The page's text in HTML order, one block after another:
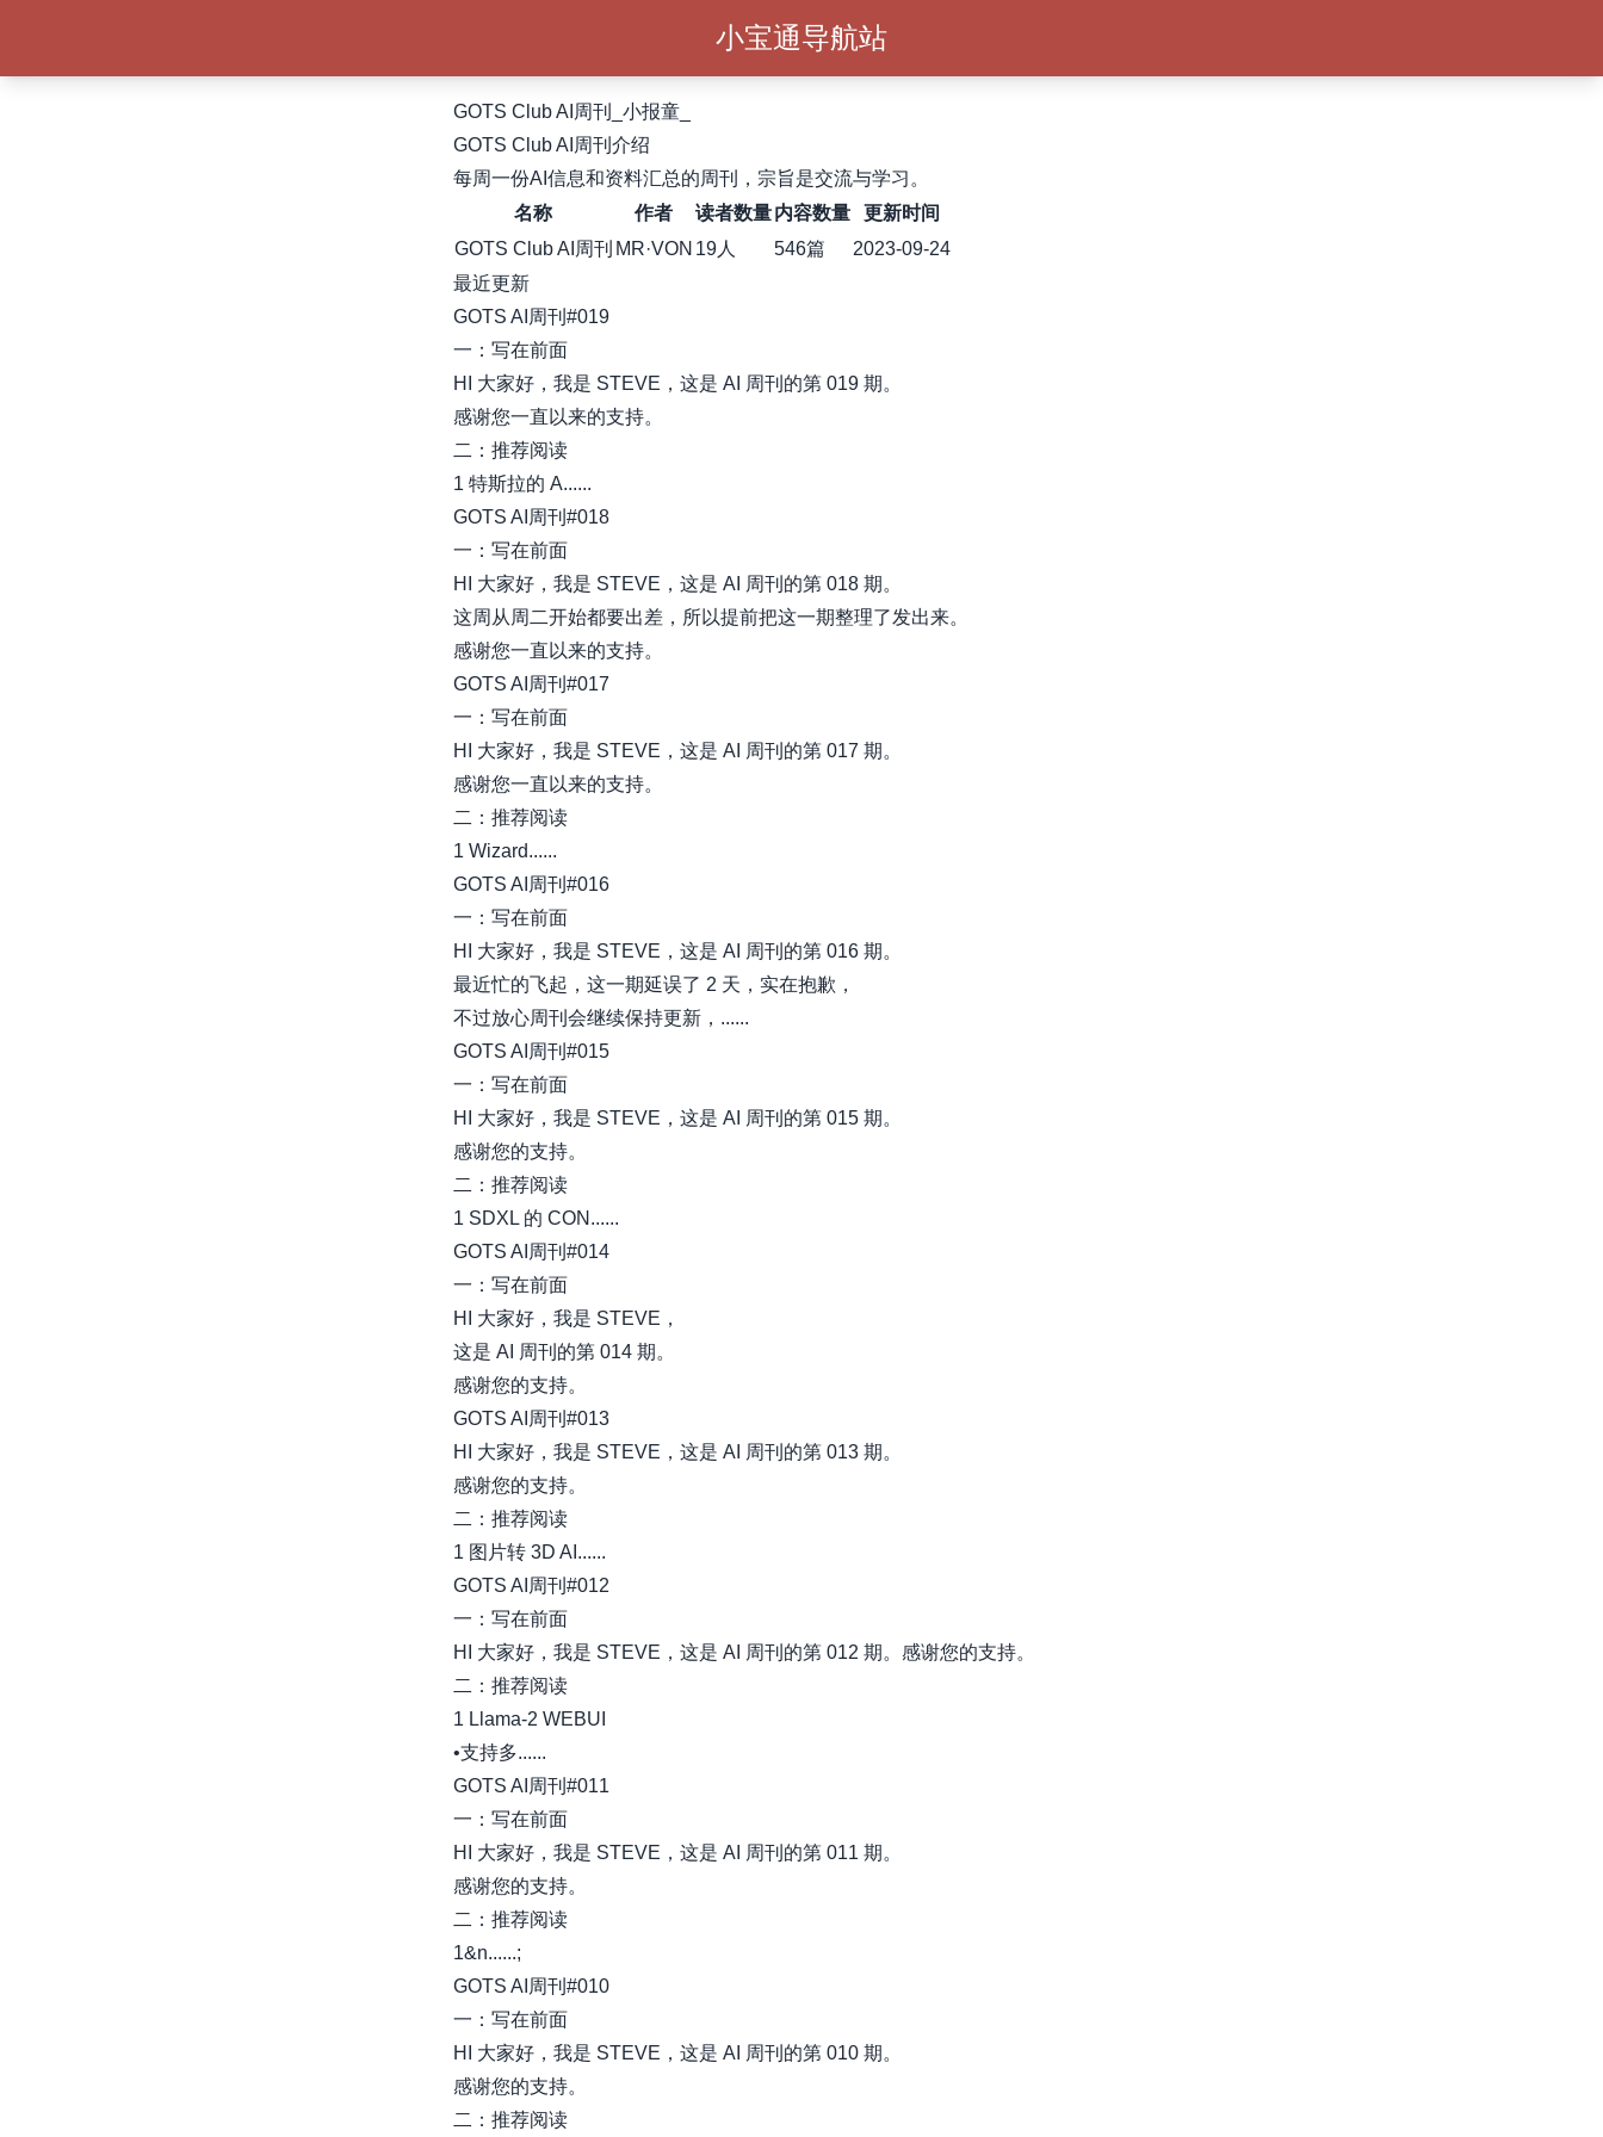
小宝通导航站
GOTS Club AI周刊_小报童_
GOTS Club AI周刊介绍
每周一份AI信息和资料汇总的周刊，宗旨是交流与学习。
名称
作者 读者数量 内容数量
更新时间
GOTS Club AI周刊 MR·VON 19人 546篇
2023-09-24
最近更新
GOTS AI周刊#019
一：写在前面
HI 大家好，我是 STEVE，这是 AI 周刊的第 019 期。
感谢您一直以来的支持。
二：推荐阅读
1 特斯拉的 A......
GOTS AI周刊#018
一：写在前面
HI 大家好，我是 STEVE，这是 AI 周刊的第 018 期。
这周从周二开始都要出差，所以提前把这一期整理了发出来。
感谢您一直以来的支持。
GOTS AI周刊#017
一：写在前面
HI 大家好，我是 STEVE，这是 AI 周刊的第 017 期。
感谢您一直以来的支持。
二：推荐阅读
1 Wizard......
GOTS AI周刊#016
一：写在前面
HI 大家好，我是 STEVE，这是 AI 周刊的第 016 期。
最近忙的飞起，这一期延误了 2 天，实在抱歉，
不过放心周刊会继续保持更新，......
GOTS AI周刊#015
一：写在前面
HI 大家好，我是 STEVE，这是 AI 周刊的第 015 期。
感谢您的支持。
二：推荐阅读
1 SDXL 的 CON......
GOTS AI周刊#014
一：写在前面
HI 大家好，我是 STEVE，
这是 AI 周刊的第 014 期。
感谢您的支持。
GOTS AI周刊#013
HI 大家好，我是 STEVE，这是 AI 周刊的第 013 期。
感谢您的支持。
二：推荐阅读
1 图片转 3D AI......
GOTS AI周刊#012
一：写在前面
HI 大家好，我是 STEVE，这是 AI 周刊的第 012 期。感谢您的支持。
二：推荐阅读
1 Llama-2 WEBUI
•支持多......
GOTS AI周刊#011
一：写在前面
HI 大家好，我是 STEVE，这是 AI 周刊的第 011 期。
感谢您的支持。
二：推荐阅读
1&n......;
GOTS AI周刊#010
一：写在前面
HI 大家好，我是 STEVE，这是 AI 周刊的第 010 期。
感谢您的支持。
二：推荐阅读